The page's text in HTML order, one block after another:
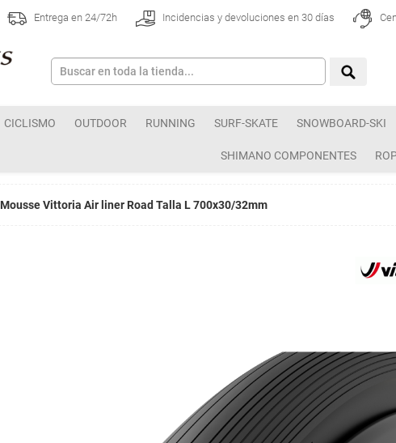
Entrega en 24/72h Incidencias y devoluciones en 30 días
CICLISMO OUTDOOR RUNNING SURF-SKATE SNOWBOARD-SKI
SHIMANO COMPONENTES
Mousse Vittoria Air liner Road Talla L 700x30/32mm